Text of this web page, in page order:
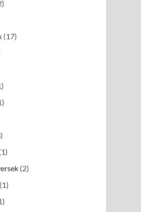
(17)
(2)
(1)